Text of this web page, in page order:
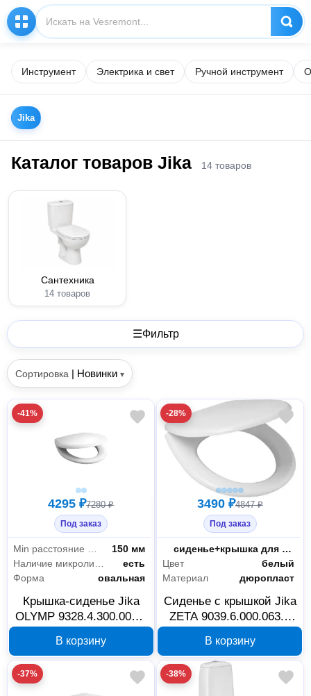
Инструмент Электрика и свет Ручной инструмент
Jika
Каталог товаров Jika 14 товаров
Сантехника
14 товаров
☰Фильтр
Сортировка | Новинки ▾
-41%
4295 ₽7280 ₽
Под заказ
150 мм
есть
Форма
овальная
Крышка-сиденье Jika
OLYMP 9328.4.300.000.1
В корзину
-28%
3490 ₽4847 ₽
Под заказ
Тип
сиденье+крышка для унитаза
Цвет
белый
Материал
дюропласт
Сиденье с крышкой Jika
ZETA 9039.6.000.063.1
8903960000631
В корзину
-37% -38%